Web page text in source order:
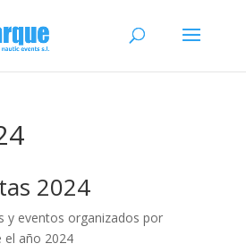
2024
y eventos organizados por
el año 2024